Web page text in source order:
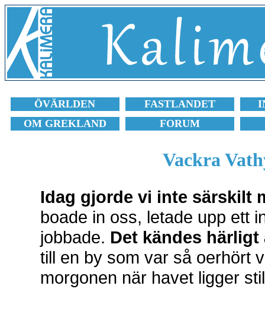
ÖVÄRLDEN FASTLANDET
OM GREKLAND
FORUM
Vackra
Idag gjorde vi inte särskilt
boade in oss, letade upp ett
jobbade. Det kändes
till en by som var så oerhört
morgonen när havet ligger